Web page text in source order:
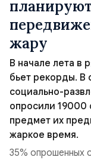
жару
В начале лета в
бьет рекорды. В
социально-
опросили 19000
предмет их
жаркое время.
35% опрошенных